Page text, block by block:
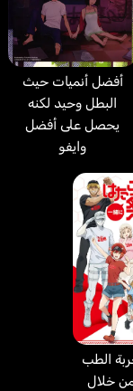
أفضل أنميات حيث
البطل وحيد لكنه
يحصل على أفضل
وايفو
الطب
خلال